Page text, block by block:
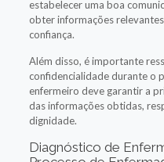
estabelecer uma boa
obter informações
confiança.
Além disso, é importante
confidencialidade durante o
enfermeiro deve garantir a
das informações obtidas,
dignidade.
Diagnóstico de